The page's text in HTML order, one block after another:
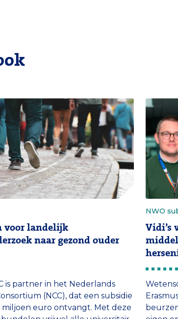
voor landelijk
naar gezond ouder
is partner in het Nederlands
(NCC), dat een subsidie
miljoen euro ontvangt. Met deze
NWO
Vidi’s